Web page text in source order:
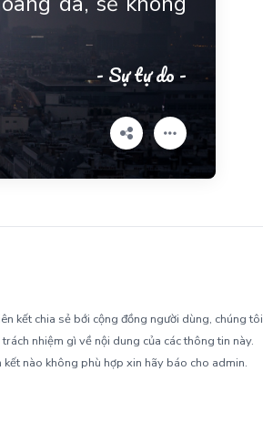
- Sự tự do -
kết chia sẻ bới cộng đồng người dùng, chúng tôi
nhiệm gì về nội dung của các thông tin này.
kết nào không phù hợp xin hãy báo cho admin.